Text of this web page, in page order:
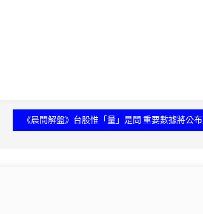
《晨間解盤》台股惟「量」是問 重要數據將公布